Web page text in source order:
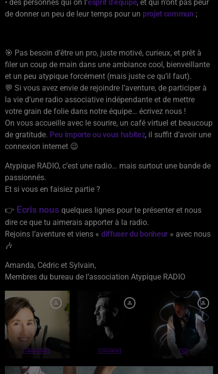
• des personnes qui on l’esprit d’équipe, et qui n’ont pas peur
de donner un peu de leur temps pour un projet commun ;
🎯 Pas besoin d’être un pro, juste motivé, curieux, et prêt à
filer un coup de main dans une ambiance cool, bienveillante
et un peu atypique forcément (mais juste ce qu’il faut).
💬 Si vous avez envie de rejoindre l’aventure, de participer à
la vie d’une radio associative indépendante et de mettre
votre grain de folie dans notre équipe… écrivez nous !
On vous accueille avec le sourire, un café virtuel et beaucoup
de gratitude. Peu importe ou vous habitez, il suffit d’avoir une
connexion internet 😉
Atypique RADIO, c’est une radio… mais surtout une bande de
passionnés.
Et si vous en faisiez partie ?
👉 Ecris nous quelques lignes pour te présenter et nous
dire ce que tu aimerais apporter à la radio.
Rejoins l’aventure et viens « diffuser du bonheur» avec nous
🎶
Amanda, Cédric et Sylvain,
Membres du bureau de l’association Atypique RADIO